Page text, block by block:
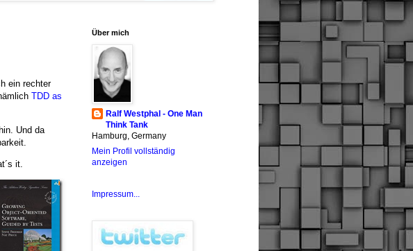
ein rechter
TDD as
Und da
it.
Über mich
Ralf Westphal - One Man
Think Tank
Hamburg, Germany
Mein Profil vollständig
anzeigen
Impressum...